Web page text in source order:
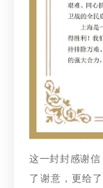
这一封封感谢
了谢意，更给